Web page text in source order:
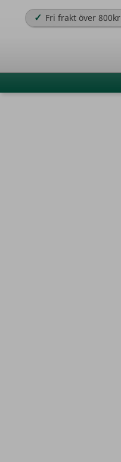
✓ Fri frakt över 800kr